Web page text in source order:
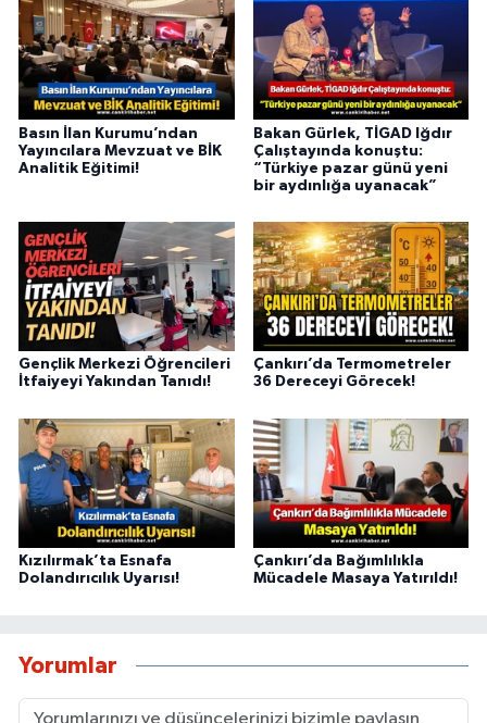
Basın İlan Kurumu’ndan
Yayıncılara Mevzuat ve BİK
Analitik Eğitimi!
Bakan Gürlek, TİGAD Iğdır
Çalıştayında konuştu:
“Türkiye pazar günü yeni
bir aydınlığa uyanacak”
Gençlik Merkezi Öğrencileri
İtfaiyeyi Yakından Tanıdı!
Çankırı’da Termometreler
36 Dereceyi Görecek!
Kızılırmak’ta Esnafa
Dolandırıcılık Uyarısı!
Çankırı’da Bağımlılıkla
Mücadele Masaya Yatırıldı!
Yorumlar